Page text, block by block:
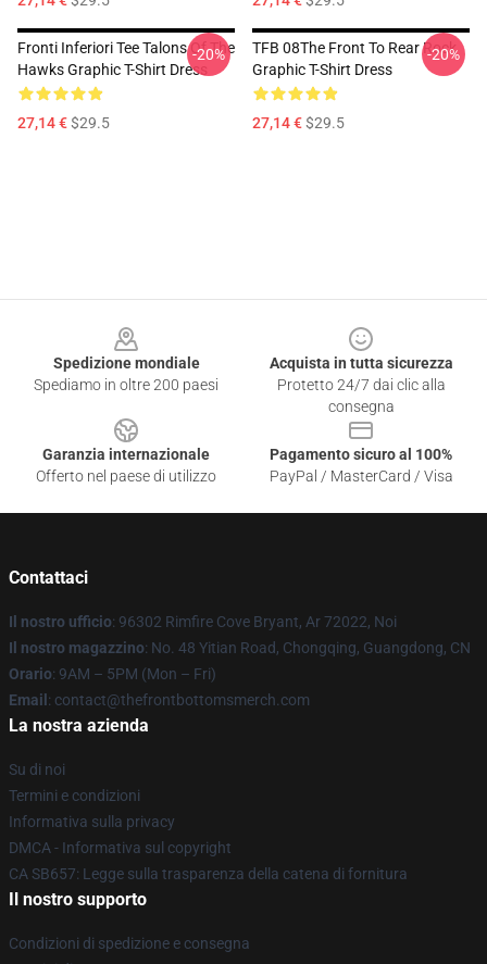
Fronti Inferiori Tee Talons Of The
Hawks Graphic T-Shirt Dress
27,14 €$29.5
-20%
TFB 08The Front To Rear Rock
Graphic T-Shirt Dress
27,14 €$29.5
-20%
Spedizione mondiale
Spediamo in oltre 200 paesi
Acquista in tutta sicurezza
Protetto 24/7 dai clic alla
consegna
Garanzia internazionale
Offerto nel paese di utilizzo
Pagamento sicuro al 100%
PayPal / MasterCard / Visa
Contattaci
Il nostro ufficio: 96302 Rimfire Cove Bryant, Ar 72022, Noi
Il nostro magazzino: No. 48 Yitian Road, Chongqing, Guangdong, CN
Orario: 9AM – 5PM (Mon – Fri)
Email : contact@thefrontbottomsmerch.com
La nostra azienda
Su di noi
Termini e condizioni
Informativa sulla privacy
DMCA - Informativa sul copyright
CA SB657: Legge sulla trasparenza della catena di fornitura
Il nostro supporto
Condizioni di spedizione e consegna